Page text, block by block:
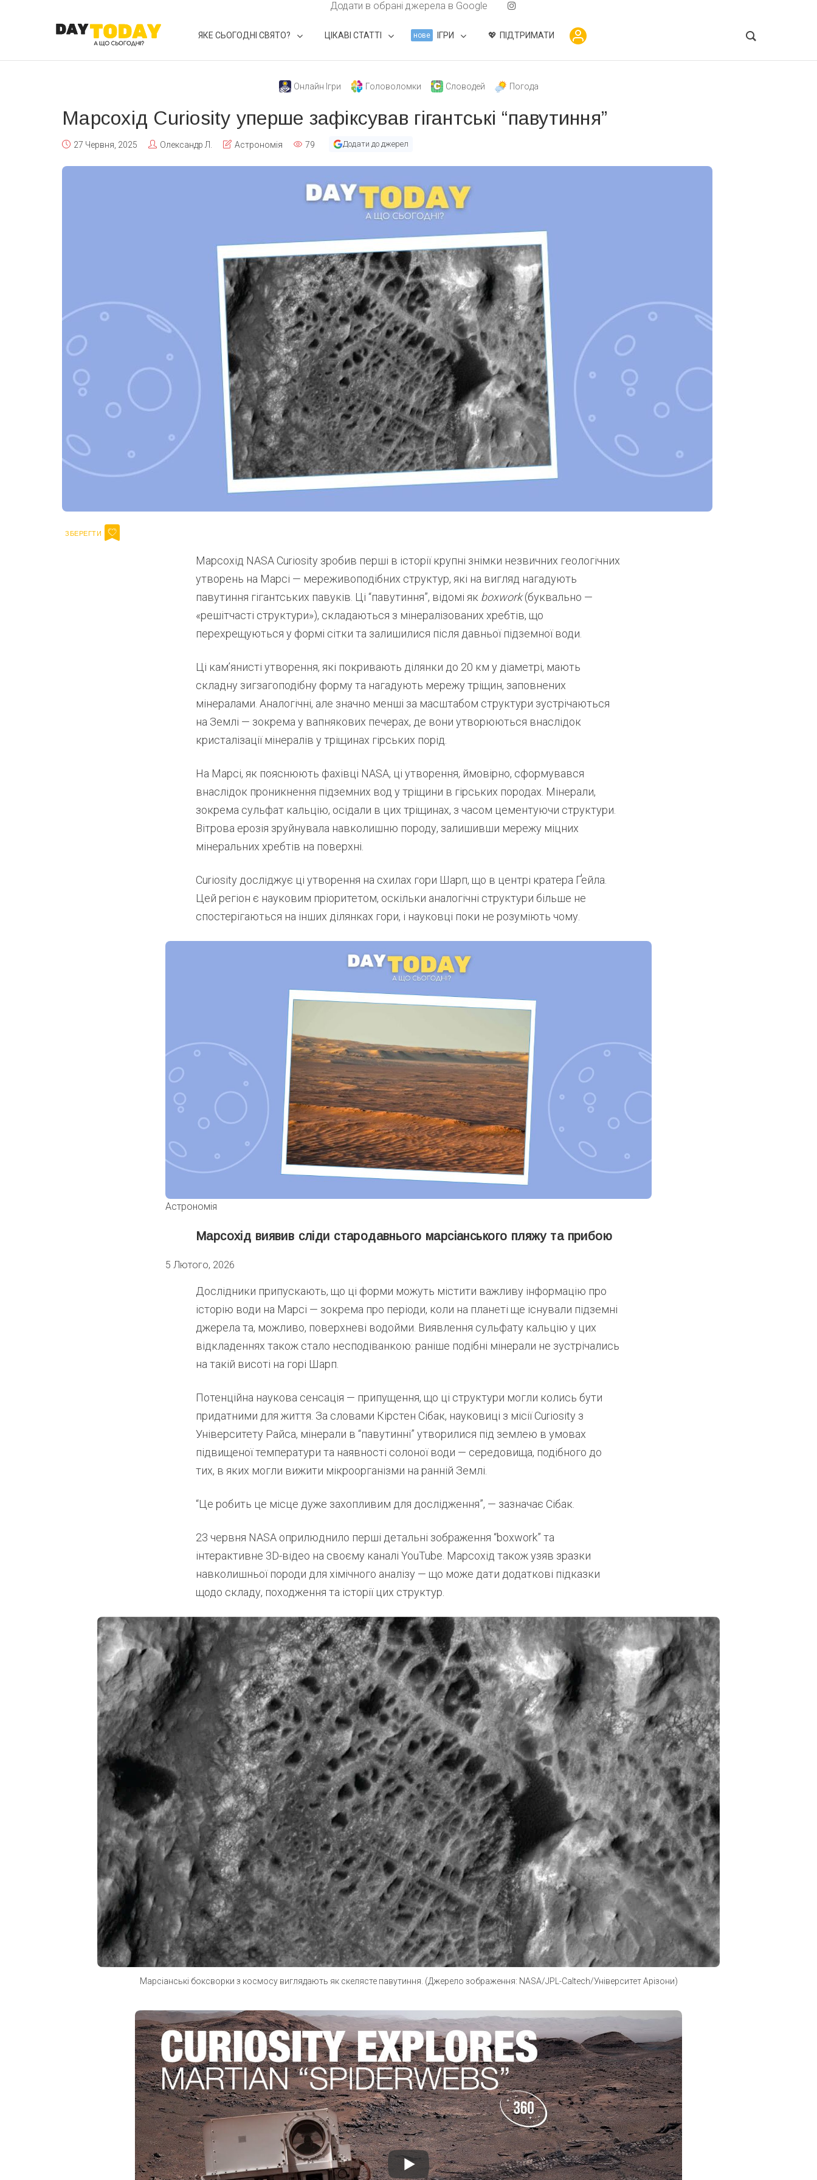
Додати в обрані джерела в Google
ЯКЕ СЬОГОДНІ СВЯТО? ЦІКАВІ СТАТТІ нове ІГРИ ПІДТРИМАТИ
Онлайн Ігри Головоломки Словодей Погода
Марсохід Curiosity уперше зафіксував гігантські “павутиння”
27 Червня, 2025 Олександр Л. Астрономія 79 Додати до джерел
Марсохід NASA Curiosity зробив перші в історії крупні знімки незвичних геологічних
утворень на Марсі — мереживоподібних структур, які на вигляд нагадують
павутиння гігантських павуків. Ці “павутиння”, відомі як boxwork(буквально —
«решітчасті структури»), складаються з мінералізованих хребтів, що
перехрещуються у формі сітки та залишилися після давньої підземної води.
Ці кам’янисті утворення, які покривають ділянки до 20 км у діаметрі, мають
складну зигзагоподібну форму та нагадують мережу тріщин, заповнених
мінералами. Аналогічні, але значно менші за масштабом структури зустрічаються
на Землі — зокрема у вапнякових печерах, де вони утворюються внаслідок
кристалізації мінералів у тріщинах гірських порід.
На Марсі, як пояснюють фахівці NASA, ці утворення, ймовірно, сформувався
внаслідок проникнення підземних вод у тріщини в гірських породах. Мінерали,
зокрема сульфат кальцію, осідали в цих тріщинах, з часом цементуючи структури.
Вітрова ерозія зруйнувала навколишню породу, залишивши мережу міцних
мінеральних хребтів на поверхні.
Curiosity досліджує ці утворення на схилах гори Шарп, що в центрі кратера Ґейла.
Цей регіон є науковим пріоритетом, оскільки аналогічні структури більше не
спостерігаються на інших ділянках гори, і науковці поки не розуміють чому.
Астрономія
Марсохід виявив сліди стародавнього марсіанського пляжу та прибою
5 Лютого, 2026
Дослідники припускають, що ці форми можуть містити важливу інформацію про
історію води на Марсі — зокрема про періоди, коли на планеті ще існували підземні
джерела та, можливо, поверхневі водойми. Виявлення сульфату кальцію у цих
відкладеннях також стало несподіванкою: раніше подібні мінерали не зустрічались
на такій висоті на горі Шарп.
Потенційна наукова сенсація — припущення, що ці структури могли колись бути
придатними для життя. За словами Кірстен Сібак, науковиці з місії Curiosity з
Університету Райса, мінерали в “павутинні” утворилися під землею в умовах
підвищеної температури та наявності солоної води — середовища, подібного до
тих, в яких могли вижити мікроорганізми на ранній Землі.
“Це робить це місце дуже захопливим для дослідження”, — зазначає Сібак.
23 червня NASA оприлюднило перші детальні зображення “boxwork” та
інтерактивне 3D-відео на своєму каналі YouTube. Марсохід також узяв зразки
навколишньої породи для хімічного аналізу — що може дати додаткові підказки
щодо складу, походження та історії цих структур.
Марсіанські боксворки з космосу виглядають як скелясте павутиння. (Джерело зображення: NASA/JPL-Caltech/Університет Арізони)